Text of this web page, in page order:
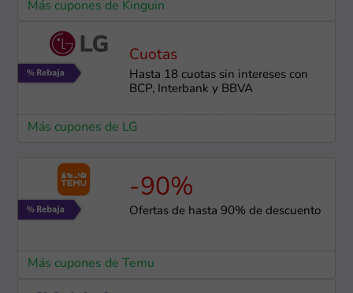
Más cupones de Kinguin
Cuotas
Hasta 18 cuotas sin intereses con
BCP, Interbank y BBVA
Más cupones de LG
-90%
Ofertas de hasta 90% de descuento
Más cupones de Temu